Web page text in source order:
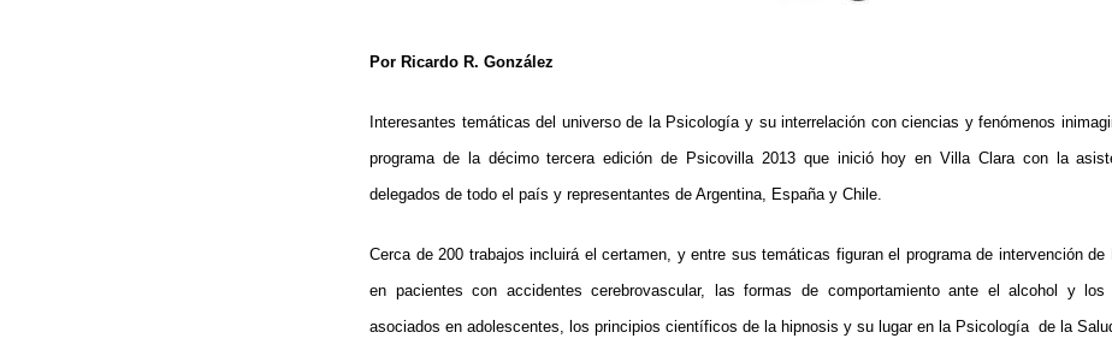
Por Ricardo R. González
Interesantes temáticas del universo de la Psicología y su interrelación con ciencias y fenómenos
programa de la décimo tercera edición de Psicovilla 2013 que inició hoy en Villa Clara con la
delegados de todo el país y representantes de Argentina, España y Chile.
Cerca de 200 trabajos incluirá el certamen, y entre sus temáticas figuran el programa de intervención
en pacientes con accidentes cerebrovascular, las formas de comportamiento ante el alcohol y
asociados en adolescentes, los principios científicos de la hipnosis y su lugar en la Psicología de la